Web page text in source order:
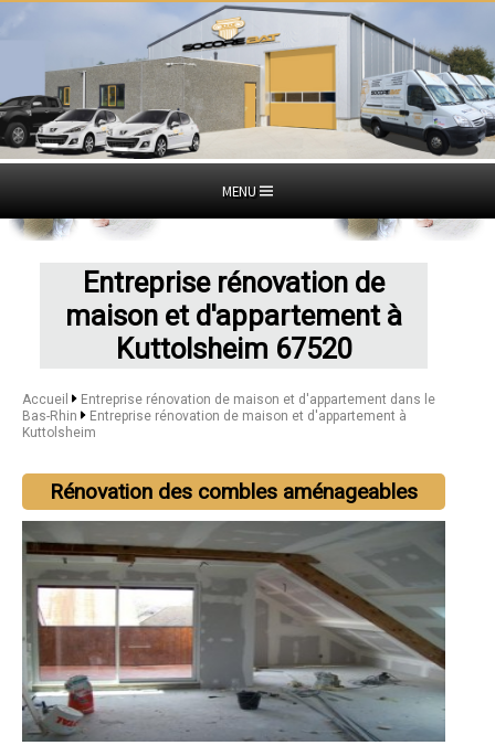
MENU
Entreprise rénovation de
maison et d'appartement à
Kuttolsheim 67520
Accueil
Entreprise rénovation de maison et d'appartement dans le
Bas-Rhin
Entreprise rénovation de maison et d'appartement à
Kuttolsheim
Rénovation des combles aménageables